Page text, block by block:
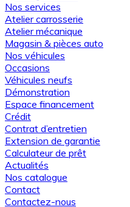
Nos services
Atelier carrosserie
Atelier mécanique
Magasin & pièces auto
Nos véhicules
Occasions
Véhicules neufs
Démonstration
Espace financement
Crédit
Contrat d’entretien
Extension de garantie
Calculateur de prêt
Actualités
Nos catalogue
Contact
Contactez-nous